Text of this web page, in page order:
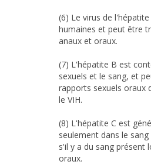
(6) Le virus de
humaines et peut être
anaux et oraux.
(7) L'hépatite B est
sexuels et le sang, et
rapports sexuels oraux
le VIH.
(8) L'hépatite C est
seulement dans le
s'il y a du sang présent
oraux.